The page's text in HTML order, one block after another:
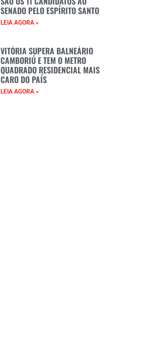
SENADO PELO ESPÍRITO SANTO
LEIA AGORA »
VITÓRIA SUPERA BALNEÁRIO
CAMBORIÚ E TEM O METRO
QUADRADO RESIDENCIAL MAIS
CARO DO PAÍS
LEIA AGORA »